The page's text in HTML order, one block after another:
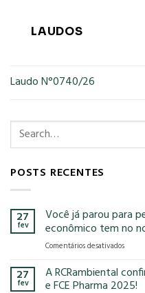
LAUDOS
Laudo N°0740/26
POSTS RECENTES
27
fev
Você já parou para
econômico tem no
Comentários desativadosem
já
parou
27
fev
A RCRambiental
e FCE Pharma 2025!